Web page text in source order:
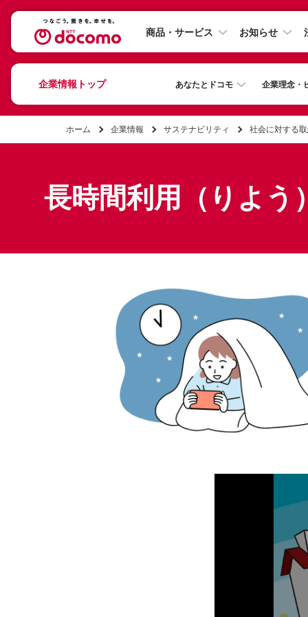
商品・サービス お知らせ
企業情報トップ あなたとドコモ 企業理念・
ホーム 企業情報 サステナビリティ 社会に対する
長時間利用（りよう